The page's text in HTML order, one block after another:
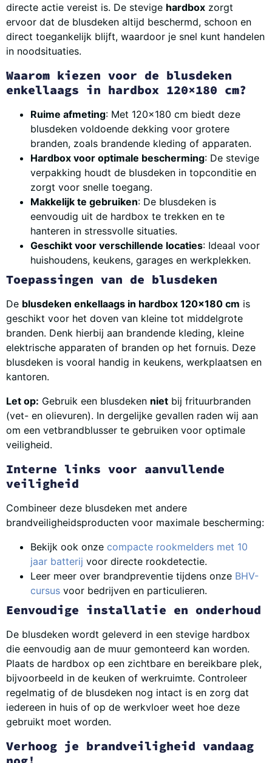
directe actie vereist is. De stevige hardbox zorgt
ervoor dat de blusdeken altijd beschermd, schoon en
direct toegankelijk blijft, waardoor je snel kunt handelen
in noodsituaties.
Waarom kiezen voor de blusdeken
enkellaags in hardbox 120×180 cm?
Ruime afmeting: Met 120×180 cm biedt deze
blusdeken voldoende dekking voor grotere
branden, zoals brandende kleding of apparaten.
Hardbox voor optimale bescherming: De stevige
verpakking houdt de blusdeken in topconditie en
zorgt voor snelle toegang.
Makkelijk te gebruiken: De blusdeken is
eenvoudig uit de hardbox te trekken en te
hanteren in stressvolle situaties.
Geschikt voor verschillende locaties: Ideaal voor
huishoudens, keukens, garages en werkplekken.
Toepassingen van de blusdeken
De blusdeken enkellaags in hardbox 120×180 cm is
geschikt voor het doven van kleine tot middelgrote
branden. Denk hierbij aan brandende kleding, kleine
elektrische apparaten of branden op het fornuis. Deze
blusdeken is vooral handig in keukens, werkplaatsen en
kantoren.
Let op: Gebruik een blusdeken niet bij frituurbranden
(vet- en olievuren). In dergelijke gevallen raden wij aan
om een vetbrandblusser te gebruiken voor optimale
veiligheid.
Interne links voor aanvullende
veiligheid
Combineer deze blusdeken met andere
brandveiligheidsproducten voor maximale bescherming:
Bekijk ook onze compacte rookmelders met 10
jaar batterij voor directe rookdetectie.
Leer meer over brandpreventie tijdens onze BHV-
cursus voor bedrijven en particulieren.
Eenvoudige installatie en onderhoud
De blusdeken wordt geleverd in een stevige hardbox
die eenvoudig aan de muur gemonteerd kan worden.
Plaats de hardbox op een zichtbare en bereikbare plek,
bijvoorbeeld in de keuken of werkruimte. Controleer
regelmatig of de blusdeken nog intact is en zorg dat
iedereen in huis of op de werkvloer weet hoe deze
gebruikt moet worden.
Verhoog je brandveiligheid vandaag